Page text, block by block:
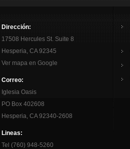
Dirección:
17508 Hercules St. Suite 8
Hesperia, CA 92345
Ver mapa en Google
Correo:
Iglesia Oasis
PO Box 402608
Hesperia, CA 92340-2608
Lineas:
Tel (760) 948-5260